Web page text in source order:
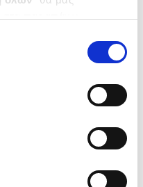
τα παρακάτω με την
σχετικά με